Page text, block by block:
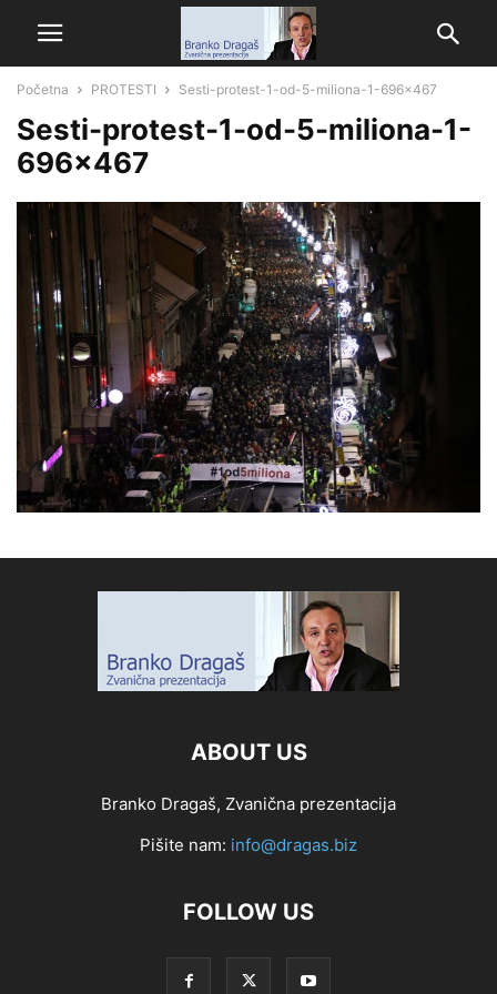
Početna PROTESTI Sesti-protest-1-od-5-miliona-1-696x467
Sesti-protest-1-od-5-miliona-1-
696×467
ABOUT US
Branko Dragaš, Zvanična prezentacija
Pišite nam: info@dragas.biz
FOLLOW US